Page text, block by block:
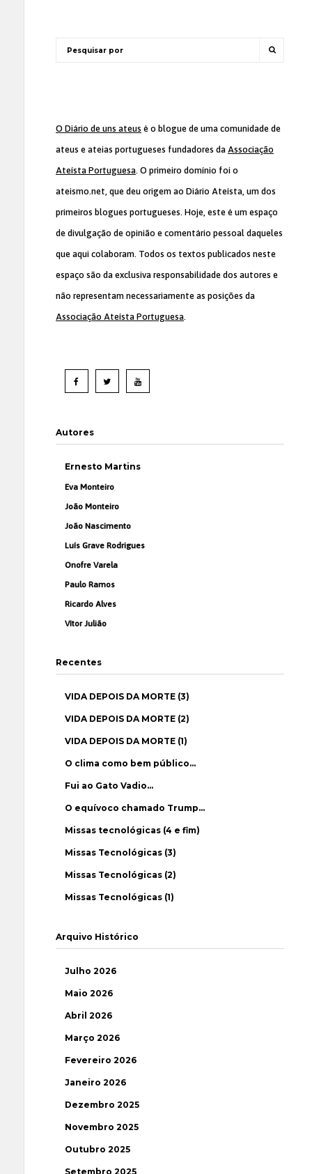
O Diário de uns ateus é o blogue de uma comunidade de
ateus e ateias portugueses fundadores da Associação
Ateísta Portuguesa. O primeiro domínio foi o
ateismo.net, que deu origem ao Diário Ateísta, um dos
primeiros blogues portugueses. Hoje, este é um espaço
de divulgação de opinião e comentário pessoal daqueles
que aqui colaboram. Todos os textos publicados neste
espaço são da exclusiva responsabilidade dos autores e
não representam necessariamente as posições da
Associação Ateísta Portuguesa.
Autores
Ernesto Martins
Eva Monteiro
João Monteiro
João Nascimento
Luís Grave Rodrigues
Onofre Varela
Paulo Ramos
Ricardo Alves
Vítor Julião
Recentes
VIDA DEPOIS DA MORTE (3)
VIDA DEPOIS DA MORTE (2)
VIDA DEPOIS DA MORTE (1)
O clima como bem público…
Fui ao Gato Vadio…
O equívoco chamado Trump…
Missas tecnológicas (4 e fim)
Missas Tecnológicas (3)
Missas Tecnológicas (2)
Missas Tecnológicas (1)
Arquivo Histórico
Julho 2026
Maio 2026
Abril 2026
Março 2026
Fevereiro 2026
Janeiro 2026
Dezembro 2025
Novembro 2025
Outubro 2025
Setembro 2025